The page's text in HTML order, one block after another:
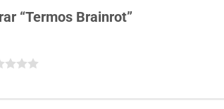
“Termos Brainrot”